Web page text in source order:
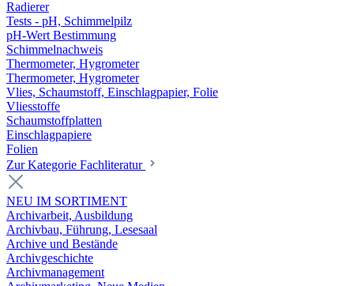
Radierer
Tests - pH, Schimmelpilz
pH-Wert Bestimmung
Schimmelnachweis
Thermometer, Hygrometer
Thermometer, Hygrometer
Vlies, Schaumstoff, Einschlagpapier, Folie
Vliesstoffe
Schaumstoffplatten
Einschlagpapiere
Folien
Zur Kategorie Fachliteratur
NEU IM SORTIMENT
Archivarbeit, Ausbildung
Archivbau, Führung, Lesesaal
Archive und Bestände
Archivgeschichte
Archivmanagement